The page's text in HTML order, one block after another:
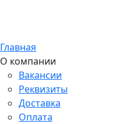
Главная
О компании
Вакансии
Реквизиты
Доставка
Оплата